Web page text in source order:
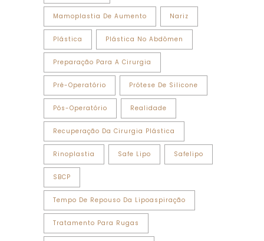
Mamoplastia De Aumento Nariz
Plástica Plástica No Abdômen
Preparação Para A Cirurgia
Pré-Operatório Prótese De Silicone
Pós-Operatório Realidade
Recuperação Da Cirurgia Plástica
Rinoplastia Safe Lipo Safelipo
SBCP
Tempo De Repouso Da Lipoaspiração
Tratamento Para Rugas